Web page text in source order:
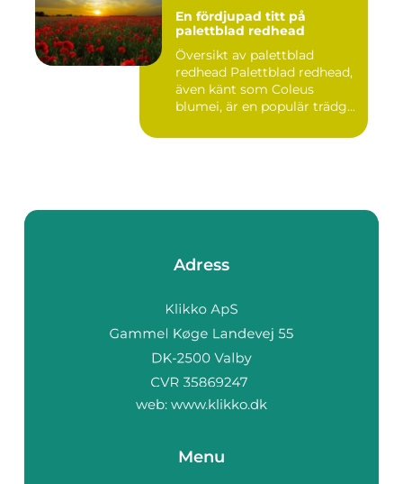
En fördjupad titt på
palettblad redhead
Översikt av palettblad
redhead Palettblad redhead,
även känt som Coleus
blumei, är en populär trädg...
Adress
web: www.klikko.dk
Menu